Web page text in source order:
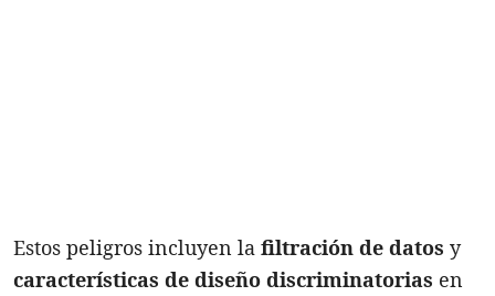
Estos peligros incluyen la filtración de datos y
características de diseño discriminatorias en